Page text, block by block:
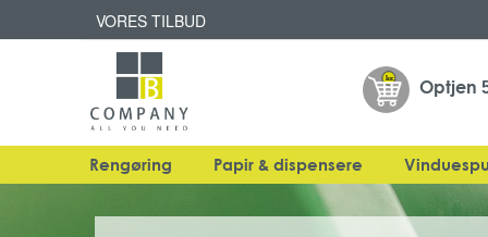
VORES TILBUD
Optjen
Rengøring Papir & dispensere